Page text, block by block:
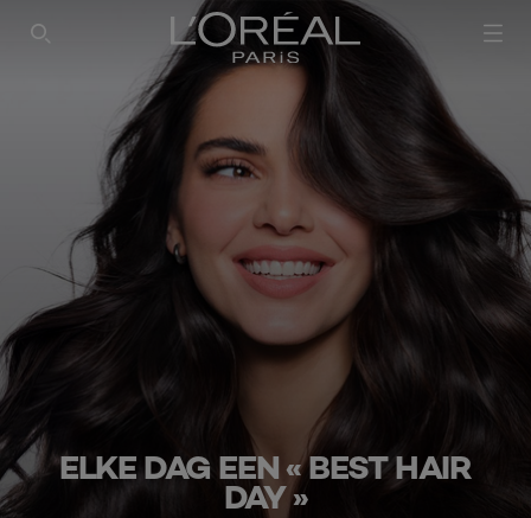
SEARCH THIS SITE
ELKE DAG EEN « BEST HAIR
DAY »